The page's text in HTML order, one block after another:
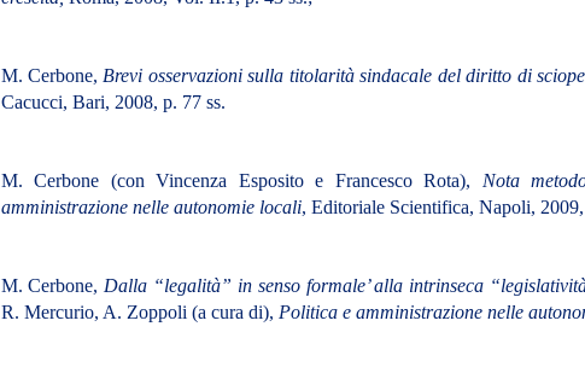
M. Cerbone, Brevi osservazioni sulla titolarità sindacale del diritto di
Cacucci, Bari, 2008, p. 77 ss.
M. Cerbone (con Vincenza Esposito e Francesco Rota), Nota
amministrazione nelle autonomie locali, Editoriale Scientifica, Napoli,
M. Cerbone, Dalla “legalità” in senso formale’ alla intrinseca
R. Mercurio, A. Zoppoli (a cura di), Politica e amministrazione nelle